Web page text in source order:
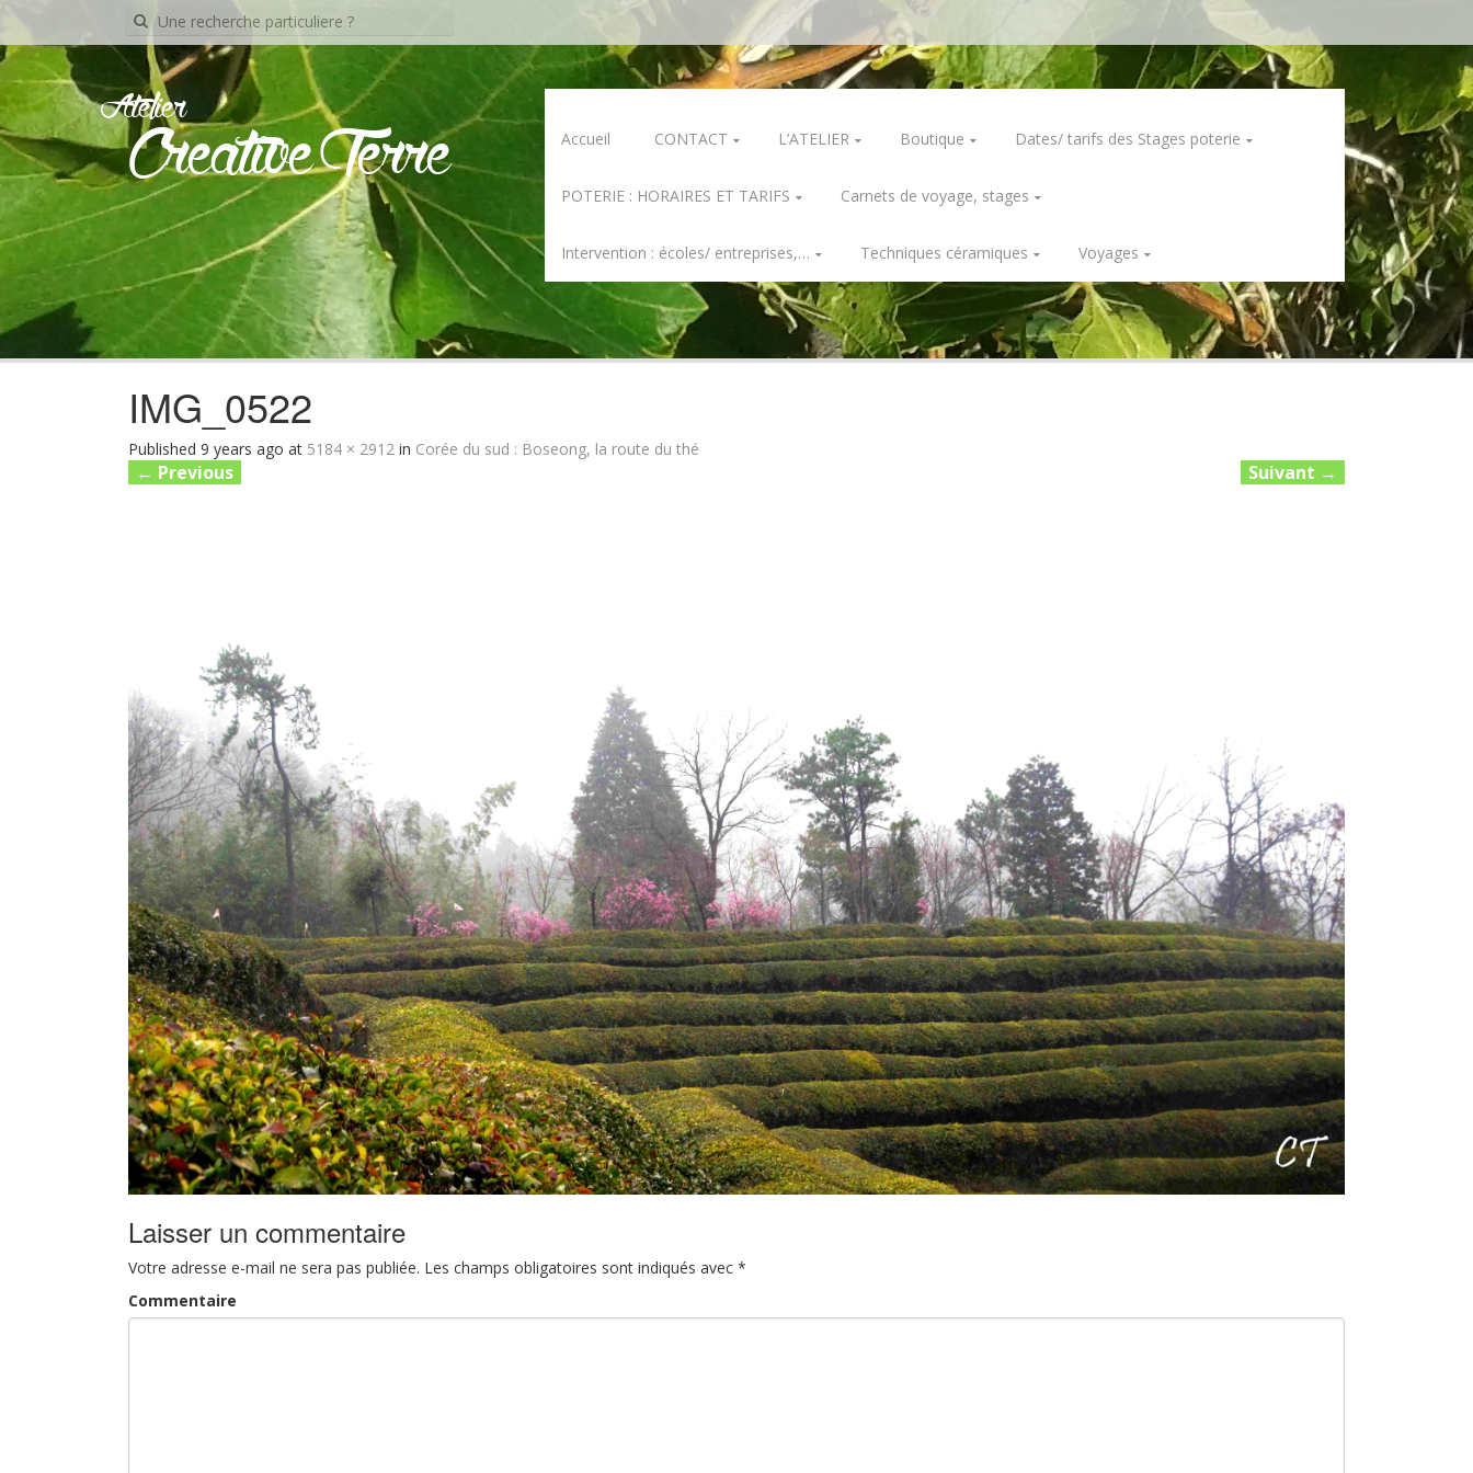
Recherche
pour:
Atelier
Creative Terre
Skip
Accueil CONTACT L’ATELIER Boutique Dates/ tarifs des Stages poterie
POTERIE : HORAIRES ET TARIFS Carnets de voyage, stages
Intervention : écoles/ entreprises,… Techniques céramiques Voyages
IMG_0522
Published 9 years ago at 5184 × 2912 in Corée du sud : Boseong, la route du thé
← Previous Suivant →
Laisser un commentaire
Votre adresse e-mail ne sera pas publiée. Les champs obligatoires sont indiqués avec *
Commentaire